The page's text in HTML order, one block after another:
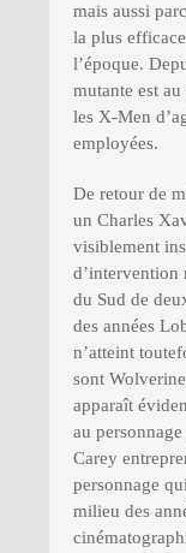
mais aussi
la plus
l’époque.
mutante est
les X-Men
employées.
De retour de
un Charles
visiblement
d’intervention
du Sud de
des années
n’atteint
sont
apparaît
au
Carey
personnage
milieu des